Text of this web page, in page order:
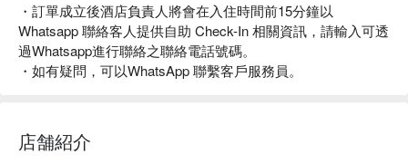
・訂單成立後酒店負責人將會在入住時間前15分鐘以
Whatsapp 聯絡客人提供自助 Check-In 相關資訊，請輸入可透
過Whatsapp進行聯絡之聯絡電話號碼。
・如有疑問，可以WhatsApp 聯繫客戶服務員。
店舗紹介